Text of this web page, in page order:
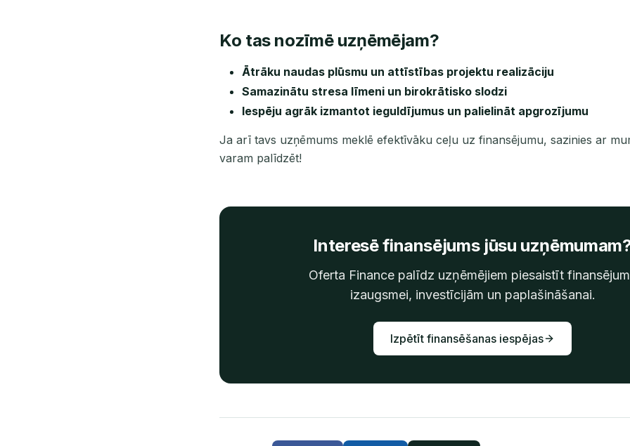
Ko tas nozīmē uzņēmējam?
Ātrāku naudas plūsmu un attīstības projektu realizāciju
Samazinātu stresa līmeni un birokrātisko slodzi
Iespēju agrāk izmantot ieguldījumus un palielināt apgrozījumu
Ja arī tavs uzņēmums meklē efektīvāku ceļu uz finansējumu, sazinies ar
varam palīdzēt!
Interesē finansējums jūsu
Oferta Finance palīdz uzņēmējiem piesaistīt
izaugsmei, investīcijām un paplašināšanai.
Izpētīt finansēšanas iespējas